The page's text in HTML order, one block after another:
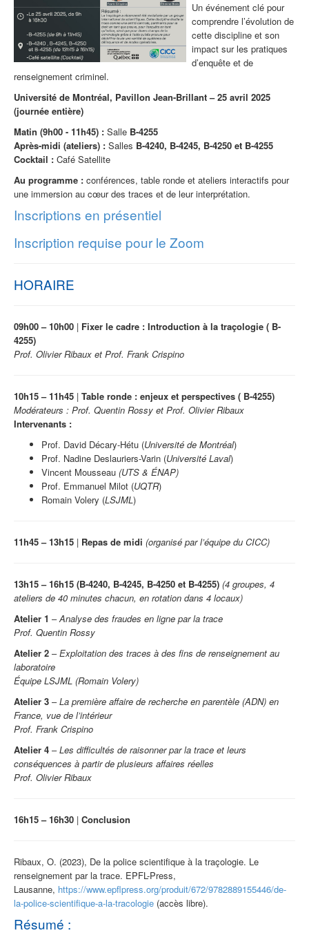
Un événement clé pour
comprendre l’évolution de
cette discipline et son
impact sur les pratiques
d’enquête et de
renseignement criminel.
Université de Montréal, Pavillon Jean-Brillant – 25 avril 2025
(journée entière)
Matin (9h00 - 11h45) : Salle B-4255
Après-midi (ateliers) : Salles B-4240, B-4245, B-4250 et B-4255
Cocktail : Café Satellite
Au programme : conférences, table ronde et ateliers interactifs pour
une immersion au cœur des traces et de leur interprétation.
Inscriptions en présentiel
Inscription requise pour le Zoom
HORAIRE
09h00 – 10h00 | Fixer le cadre : Introduction à la traçologie ( B-
4255)
Prof. Olivier Ribaux et Prof. Frank Crispino
10h15 – 11h45 | Table ronde : enjeux et perspectives ( B-4255)
Modérateurs : Prof. Quentin Rossy et Prof. Olivier Ribaux
Intervenants :
Prof. David Décary-Hétu (Université de Montréal)
Prof. Nadine Deslauriers-Varin (Université Laval)
Vincent Mousseau (UTS & ÉNAP)
Prof. Emmanuel Milot (UQTR)
Romain Volery (LSJML)
11h45 – 13h15 | Repas de midi (organisé par l’équipe du CICC)
13h15 – 16h15 (B-4240, B-4245, B-4250 et B-4255) (4 groupes, 4
ateliers de 40 minutes chacun, en rotation dans 4 locaux)
Atelier 1 –Analyse des fraudes en ligne par la trace
Prof. Quentin Rossy
Atelier 2 –Exploitation des traces à des fins de renseignement au
laboratoire
Équipe LSJML (Romain Volery)
Atelier 3 –La première affaire de recherche en parentèle (ADN) en
France, vue de l’intérieur
Prof. Frank Crispino
Atelier 4 –Les difficultés de raisonner par la trace et leurs
conséquences à partir de plusieurs affaires réelles
Prof. Olivier Ribaux
16h15 – 16h30 | Conclusion
Ribaux, O. (2023), De la police scientifique à la traçologie. Le
renseignement par la trace. EPFL-Press,
Lausanne, https://www.epflpress.org/produit/672/9782889155446/de-
la-police-scientifique-a-la-tracologie (accès libre).
Résumé :